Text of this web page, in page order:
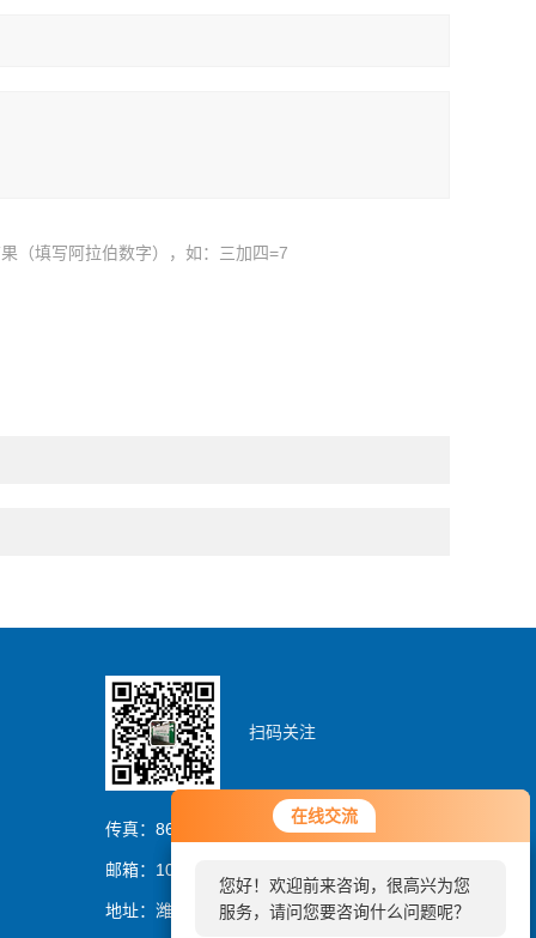
在线交流
您好！欢迎前来咨询，很高兴为您
服务，请问您要咨询什么问题呢？
您好，看您停留很久了，是否找到
了需求产品，您可以直接在线与我
在线交流
您好！欢迎前来咨询，很高兴为您
服务，请问您要咨询什么问题呢？
（填写阿拉伯数字），如：三加四=7
扫码关注
传真：86-0536-8329837
邮箱：1054064394@qq.com
地址：潍坊市潍城区曼哈顿大厦